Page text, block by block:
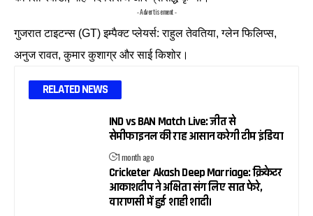
- Advertisement -
गुजरात टाइटन्स (GT) इम्पैक्ट प्लेयर्स: राहुल तेवतिया, ग्लेन फिलिप्स,
अनुज रावत, कुमार कुशाग्र और साई किशोर।
RELATED NEWS
IND vs BAN Match Live: जीत से
सेमीफाइनल की राह आसान करेगी टीम इंडिया
1 month ago
Cricketer Akash Deep Marriage: क्रिकेटर
आकाशदीप ने अक्षिता संग लिए सात फेरे,
वाराणसी में हुई शाही शादी।